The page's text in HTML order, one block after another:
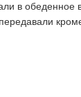
в обеденное